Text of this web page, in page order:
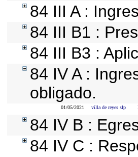
84 III A :
84 III B1 :
84 III B3 :
84 IV A :
obligado.
01/05/2021 villa de reyes slp
84 IV B :
84 IV C :